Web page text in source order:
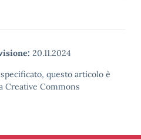
20.11.2024
questo articolo è
Creative Commons